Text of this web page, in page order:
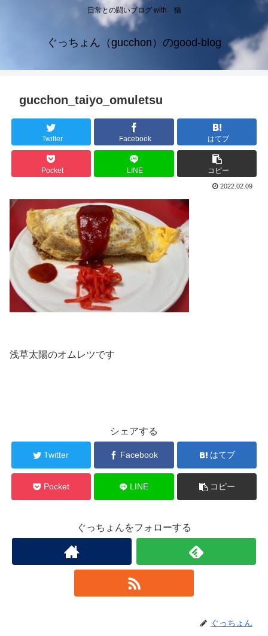
日常との闘いブログ with 猫
ぐっちょん（gucchon）のgood-blog
gucchon_taiyo_omuletsu
Twitter Facebook はてブ
Pocket LINE コピー
2022.02.09
浅草太陽のオムレツです
シェアする
Twitter Facebook はてブ
Pocket LINE コピー
ぐっちょんをフォローする
ぐっちょん